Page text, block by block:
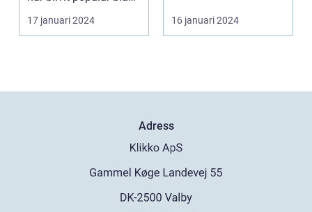
trädgårdsentusiast...
17 januari 2024 16 januari 2024
Adress